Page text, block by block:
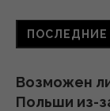
Россия
08:24 пятница, 07
ПОСЛЕДНИЕ
Возможен
Польши из-